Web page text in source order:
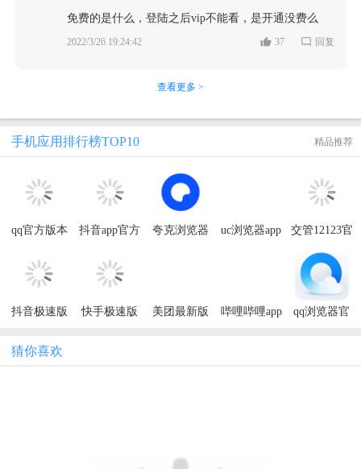
免费的是什么，登陆之后vip不能看，是开通没费么
2022/3/26 19:24:42 37 回复
查看更多 >
手机应用排行榜TOP10 精品推荐
qq官方版本
抖音app官方
夸克浏览器
uc浏览器app
交管12123官
抖音极速版
快手极速版
美团最新版
哔哩哔哩app
qq浏览器官
猜你喜欢